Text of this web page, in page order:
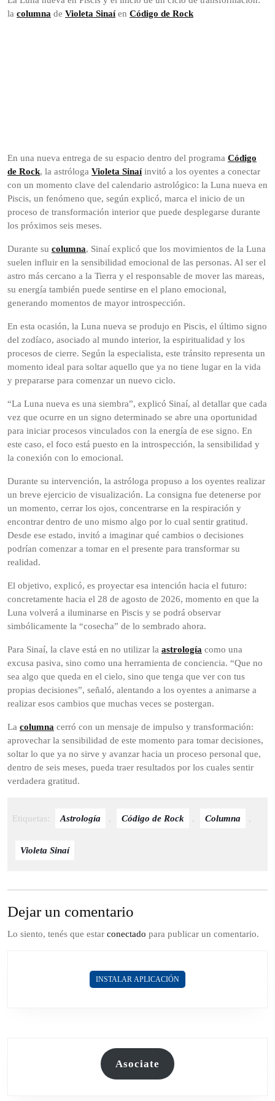
la columna de Violeta Sinaíen Código de Rock
En una nueva entrega de su espacio dentro del programa Código
de Rock, la astróloga Violeta Sinaíinvitó a los oyentes a conectar
con un momento clave del calendario astrológico: la Luna nueva en
Piscis, un fenómeno que, según explicó, marca el inicio de un
proceso de transformación interior que puede desplegarse durante
los próximos seis meses.
Durante su columna, Sinaí explicó que los movimientos de la Luna
suelen influir en la sensibilidad emocional de las personas. Al ser el
astro más cercano a la Tierra y el responsable de mover las mareas,
su energía también puede sentirse en el plano emocional,
generando momentos de mayor introspección.
En esta ocasión, la Luna nueva se produjo en Piscis, el último signo
del zodíaco, asociado al mundo interior, la espiritualidad y los
procesos de cierre. Según la especialista, este tránsito representa un
momento ideal para soltar aquello que ya no tiene lugar en la vida
y prepararse para comenzar un nuevo ciclo.
“La Luna nueva es una siembra”, explicó Sinaí, al detallar que cada
vez que ocurre en un signo determinado se abre una oportunidad
para iniciar procesos vinculados con la energía de ese signo. En
este caso, el foco está puesto en la introspección, la sensibilidad y
la conexión con lo emocional.
Durante su intervención, la astróloga propuso a los oyentes realizar
un breve ejercicio de visualización. La consigna fue detenerse por
un momento, cerrar los ojos, concentrarse en la respiración y
encontrar dentro de uno mismo algo por lo cual sentir gratitud.
Desde ese estado, invitó a imaginar qué cambios o decisiones
podrían comenzar a tomar en el presente para transformar su
realidad.
El objetivo, explicó, es proyectar esa intención hacia el futuro:
concretamente hacia el 28 de agosto de 2026, momento en que la
Luna volverá a iluminarse en Piscis y se podrá observar
simbólicamente la “cosecha” de lo sembrado ahora.
Para Sinaí, la clave está en no utilizar la astrología como una
excusa pasiva, sino como una herramienta de conciencia. “Que no
sea algo que queda en el cielo, sino que tenga que ver con tus
propias decisiones”, señaló, alentando a los oyentes a animarse a
realizar esos cambios que muchas veces se postergan.
La columna cerró con un mensaje de impulso y transformación:
aprovechar la sensibilidad de este momento para tomar decisiones,
soltar lo que ya no sirve y avanzar hacia un proceso personal que,
dentro de seis meses, pueda traer resultados por los cuales sentir
verdadera gratitud.
Etiquetas: Astrología , Código de Rock , Columna ,
Violeta Sinaí
Dejar un comentario
Lo siento, tenés que estar conectado para publicar un comentario.
INSTALAR APLICACIÓN
Asociate